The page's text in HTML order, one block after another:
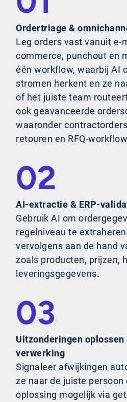
Ordertriage &
Leg orders vast vanuit e-
commerce, punchout en
één workflow, waarbij AI
stromen herkent en ze
of het juiste team
ook geavanceerde
waaronder
retouren en RFQ-
02
AI-extractie & ERP-
Gebruik AI om
regelniveau te
vervolgens aan de hand
zoals producten, prijzen,
leveringsgegevens.
03
Uitzonderingen oplossen
verwerking
Signaleer afwijkingen
ze naar de juiste persoon
oplossing mogelijk via